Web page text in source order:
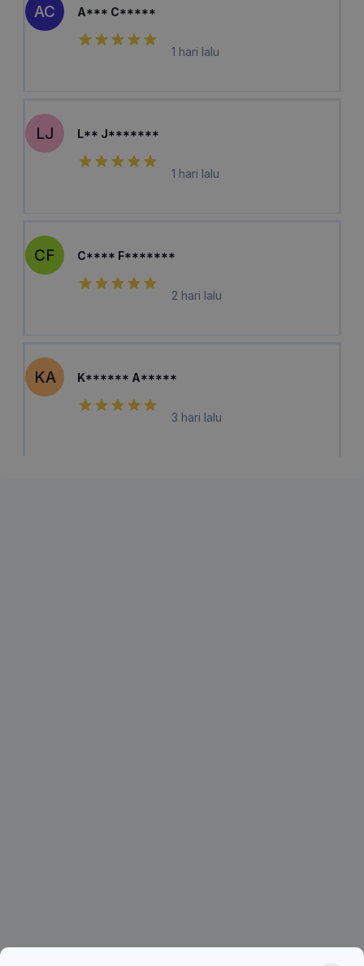
AC A*** C*****
1 hari lalu
LJ L** J*******
1 hari lalu
CF C**** F*******
2 hari lalu
KA K****** A*****
3 hari lalu